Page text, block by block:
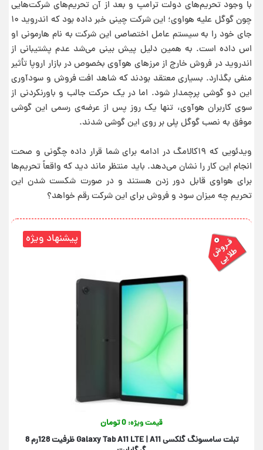
با وجود تحریم‌های دولت ترامپ و بعد از آن تحریم‌های شرکت‌هایی
چون گوگل علیه هواوی؛ این شرکت چینی خبر داده بود که اندروید ۱۰
جای خود را به سیستم عامل اختصاصی این شرکت به نام هارمونی او
اس داده است. به همین دلیل پیش بینی می‌شد عدم پشتیبانی از
اندروید در فروش خارج از مرزهای هوآوی بخصوص در بازار اروپا تأثیر
منفی بگذارد. بسیاری معتقد بودند که شاهد افت فروش و سودآوری
این دو گوشی پرچمدار شود. اما در یک حرکت جالب و باورنکردنی از
سوی کاربران هوآوی، تنها یک روز پس از عرضه‌ی رسمی این گوشی
موفق به نصب گوگل پلی بر روی این گوشی شدند.
ویدئویی که ۱۹کالامگ در ادامه برای شما قرار داده چگونی و صحت
انجام این کار را نشان می‌دهد. باید منتظر ماند دید که واقعاً تحریم‌ها
برای هواوی قابل دور زدن هستند و در صورت شکست شدن این
تحریم چه میزان سود و فروش برای این شرکت رقم خواهد؟